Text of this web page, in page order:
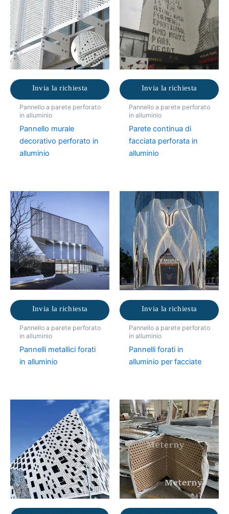
Invia la richiesta
Pannello a parete perforato
in alluminio
Pannello murale
decorativo perforato in
alluminio
Invia la richiesta
Pannello a parete perforato
in alluminio
Parete continua di
facciata perforata in
alluminio
Invia la richiesta
Pannello a parete perforato
in alluminio
Pannelli metallici forati
in alluminio
Invia la richiesta
Pannello a parete perforato
in alluminio
Pannelli forati in
alluminio per facciate